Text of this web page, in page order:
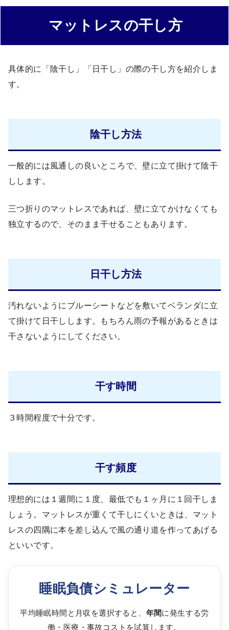
マットレスの干し方
具体的に「陰干し」「日干し」の際の干し方を紹介しま
す。
陰干し方法
一般的には風通しの良いところで、壁に立て掛けて陰干
しします。
三つ折りのマットレスであれば、壁に立てかけなくても
独立するので、そのまま干せることもあります。
日干し方法
汚れないようにブルーシートなどを敷いてベランダに立
て掛けて日干しします。もちろん雨の予報があるときは
干さないようにしてください。
干す時間
３時間程度で十分です。
干す頻度
理想的には１週間に１度、最低でも１ヶ月に１回干しま
しょう。マットレスが重くて干しにくいときは、マット
レスの四隅に本を差し込んで風の通り道を作ってあげる
といいです。
睡眠負債シミュレーター
平均睡眠時間と月収を選択すると、 年間に発生する労
働・医療・事故コストを試算します。